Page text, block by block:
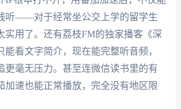
听——对于经常坐公交上学的留学生
实用了。还有荔枝FM的独家播客《深
能看文字简介，现在能完整听音频，
更毫无压力。甚至连微信读书里的有
加速也能正常播放，完全没有地区限